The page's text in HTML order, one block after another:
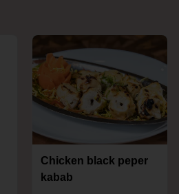
Chicken black peper
kabab